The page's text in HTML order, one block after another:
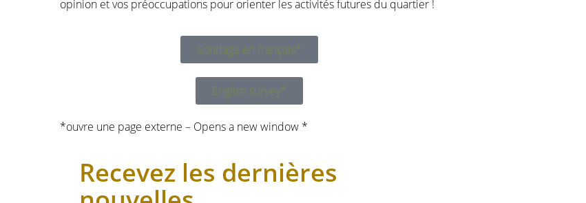
opinion et vos préoccupations pour orienter les activités futures du quartier !
Sondage en français*
English survey*
*ouvre une page externe – Opens a new window *
Recevez les dernières